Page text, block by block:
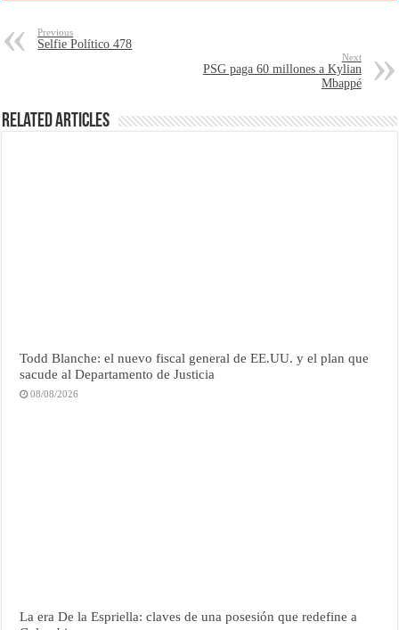
Previous
Selfie Político 478
Next
PSG paga 60 millones a Kylian
Mbappé
Related Articles
Todd Blanche: el nuevo fiscal general de EE.UU. y el plan que
sacude al Departamento de Justicia
08/08/2026
La era De la Espriella: claves de una posesión que redefine a